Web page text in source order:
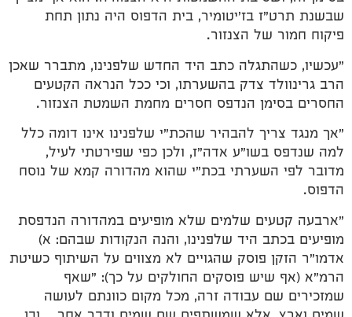
שבשנת תרט"ז בז'יטומיר, בית הדפוס היה נתון תחת
פיקוח חמור של הצנזור.
"עכשיו, כשהתגלה כתב היד החדש שלפנינו, מתברר שאכן
הרב גרינוולד צדק בהשערתו, וכי ככל הנראה הקטעים
החסרים בסימן הנדפס חסרים מחמת השמטת הצנזור.
"אך מנגד צריך להבהיר שהכת"י שלפנינו אינו דומה כלל
למה שנדפס בשו"ע אדה"ז, ולכן כפי שפירטתי לעיל,
מדובר לפי השערתי בכת"י שהוא מהדורה קמא של נוסח
הדפוס.
"ארבעה קטעים שלמים שלא מופיעים במהדורה הנדפסת
מופיעים בכתב היד שלפנינו, והנה הנקודות שבהם: א)
אדמו"ר הזקן פוסק שהגויים לא מצווים על השיתוף כשיטת
הרמ"א (אף שיש פוסקים החולקים על כך): "שאף
שמזכירים שם עבודה זרה, מכל מקום כוונתם לעושה